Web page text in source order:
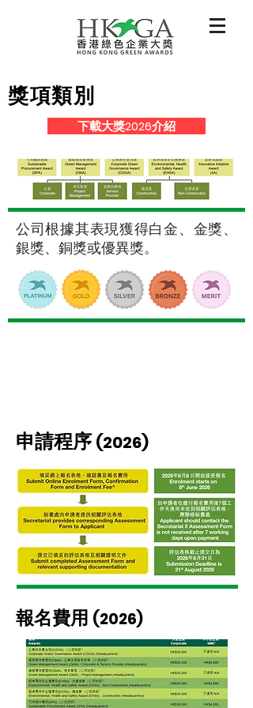
獎項類別
下載大獎2026介紹
公司根據其表現獲得白金、金獎、
銀獎、銅獎或優異獎。
申請程序 (2026)
報名費用 (2026)